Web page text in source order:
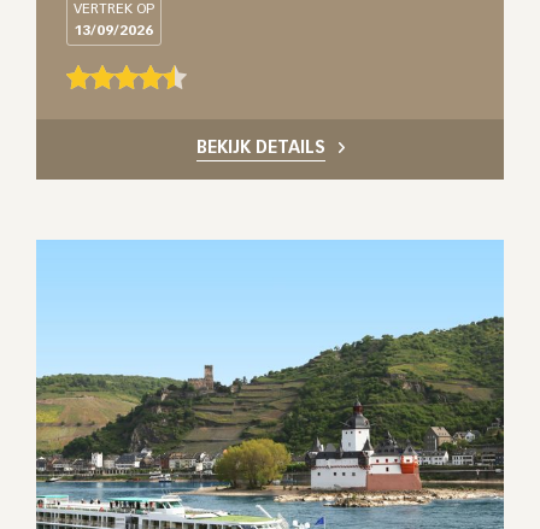
VERTREK OP
13/09/2026
BEKIJK DETAILS